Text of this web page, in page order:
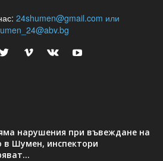
24shumen@gmail.com или
нарушения при въвеждане на
в Шумен, инспектори